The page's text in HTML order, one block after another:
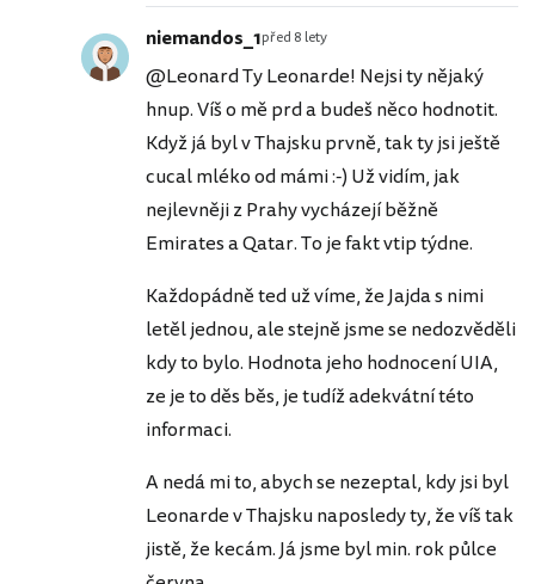
niemandos_1před 8 lety
@Leonard Ty Leonarde! Nejsi ty nějaký
hnup. Víš o mě prd a budeš něco hodnotit.
Když já byl v Thajsku prvně, tak ty jsi ještě
cucal mléko od mámi :-) Už vidím, jak
nejlevněji z Prahy vycházejí běžně
Emirates a Qatar. To je fakt vtip týdne.
Každopádně ted už víme, že Jajda s nimi
letěl jednou, ale stejně jsme se nedozvěděli
kdy to bylo. Hodnota jeho hodnocení UIA,
ze je to děs běs, je tudíž adekvátní této
informaci.
A nedá mi to, abych se nezeptal, kdy jsi byl
Leonarde v Thajsku naposledy ty, že víš tak
jistě, že kecám. Já jsme byl min. rok půlce